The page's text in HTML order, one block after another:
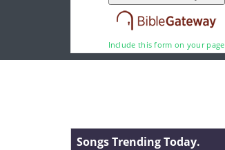
Include this form on your page
Songs Trending Today.